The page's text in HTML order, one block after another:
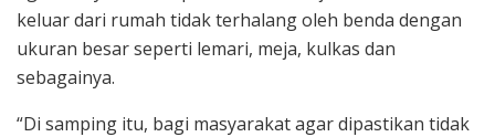
keluar dari rumah tidak terhalang oleh benda dengan
ukuran besar seperti lemari, meja, kulkas dan
sebagainya.
“Di samping itu, bagi masyarakat agar dipastikan tidak